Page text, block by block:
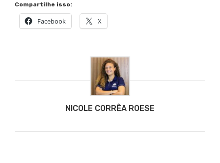
Compartilhe isso:
Facebook X
NICOLE CORRÊA ROESE